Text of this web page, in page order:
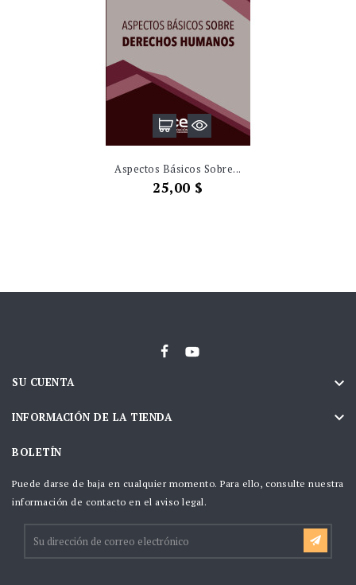
Aspectos Básicos Sobre...
Precio
25,00 $
SU CUENTA 
INFORMACIÓN DE LA TIENDA 
BOLETÍN
Puede darse de baja en cualquier momento. Para ello, consulte nuestra
información de contacto en el aviso legal.